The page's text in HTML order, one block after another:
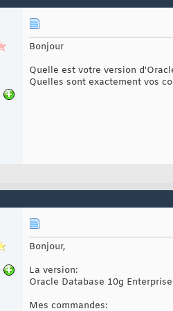
Bonjour
Quelle est votre version
Quelles sont exactement vos
Bonjour,
La version:
Oracle Database 10g
Mes commandes: